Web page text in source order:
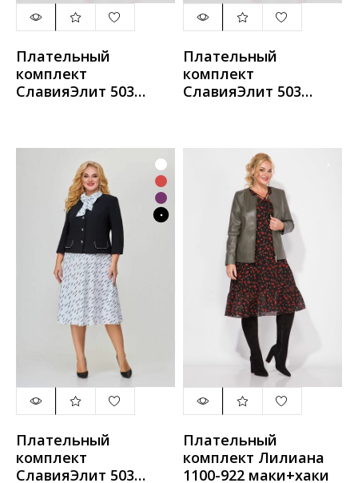
Плательный
комплект
СлавияЭлит 503
Плательный
комплект
СлавияЭлит 503
Плательный
комплект
СлавияЭлит 503
Плательный
комплект Лилиана
1100-922 маки+хаки